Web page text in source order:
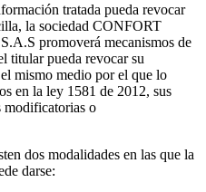
tratada pueda revocar
la sociedad CONFORT
promoverá mecanismos de
titular pueda revocar su
mismo medio por el que lo
en la ley 1581 de 2012, sus
modificatorias o
dos modalidades en las que la
darse: